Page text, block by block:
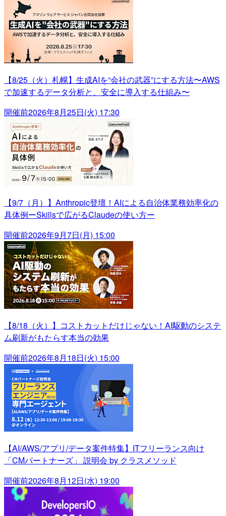
【8/25（火）札幌】生成AIを“会社の武器”にする方法〜AWS
で加速するデータ分析と、安全に導入する仕組み〜
開催前2026年8月25日(火) 17:30
【9/7（月）】Anthropic登壇！AIによる自治体業務効率化の
具体例ーSkillsで広がるClaudeの使い方ー
開催前2026年9月7日(月) 15:00
【8/18（火）】コストカットだけじゃない！AI駆動のシステ
ム刷新がもたらす本当の効果
開催前2026年8月18日(火) 15:00
【AI/AWS/アプリ/データ案件特集】ITフリーランス向け
「CMパートナーズ」 説明会 by クラスメソッド
開催前2026年8月12日(水) 19:00